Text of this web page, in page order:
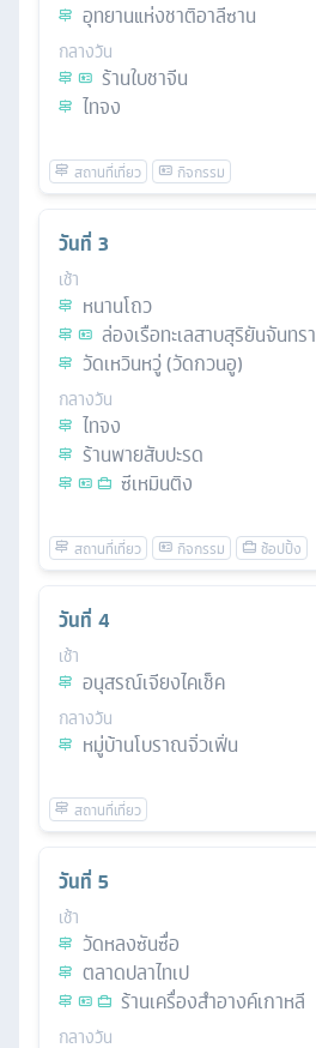
อุทยานแห่งชาติอาลีซาน
กลางวัน
ร้านใบชาจีน
ไทจง
วันที่ 3
เช้า
หนานโถว
ล่องเรือทะเลสาบสุริยันจันทรา
วัดเหวินหวู่ (วัดกวนอู)
กลางวัน
ไทจง
ร้านพายสับปะรด
ซีเหมินติง
วันที่ 4
เช้า
อนุสรณ์เจียงไคเช็ค
กลางวัน
หมู่บ้านโบราณจิ่วเฟิ่น
วันที่ 5
เช้า
วัดหลงซันซื่อ
ตลาดปลาไทเป
ร้านเครื่องสำอางค์เกาหลี
กลางวัน